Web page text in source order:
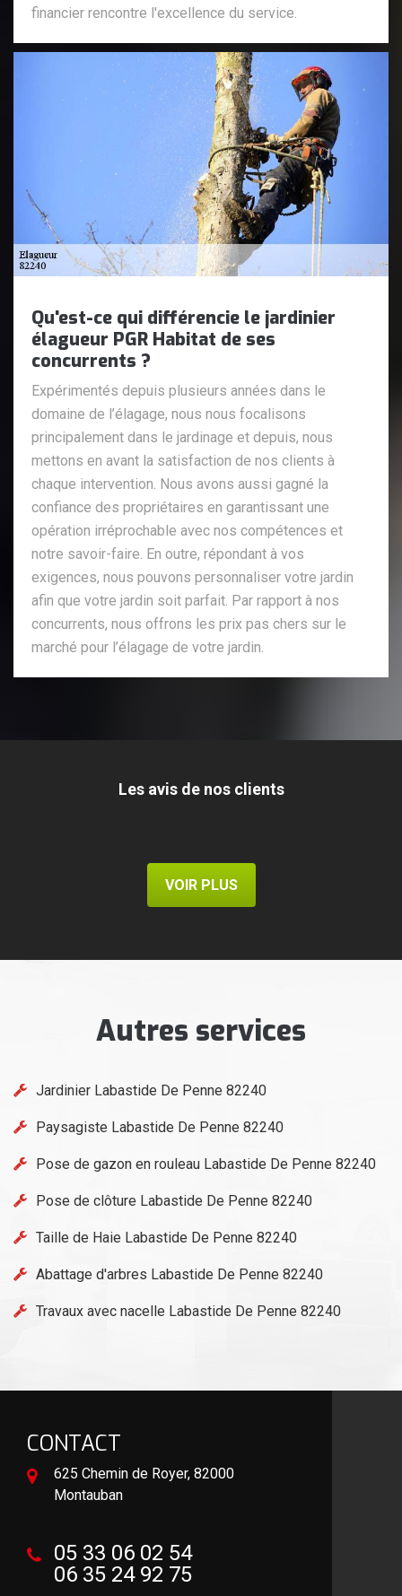
financier rencontre l'excellence du service.
Qu'est-ce qui différencie le jardinier
élagueur PGR Habitat de ses
concurrents ?
Expérimentés depuis plusieurs années dans le
domaine de l’élagage, nous nous focalisons
principalement dans le jardinage et depuis, nous
mettons en avant la satisfaction de nos clients à
chaque intervention. Nous avons aussi gagné la
confiance des propriétaires en garantissant une
opération irréprochable avec nos compétences et
notre savoir-faire. En outre, répondant à vos
exigences, nous pouvons personnaliser votre jardin
afin que votre jardin soit parfait. Par rapport à nos
concurrents, nous offrons les prix pas chers sur le
marché pour l’élagage de votre jardin.
Les avis de nos clients
VOIR PLUS
Autres services
Jardinier Labastide De Penne 82240
Paysagiste Labastide De Penne 82240
Pose de gazon en rouleau Labastide De Penne 82240
Pose de clôture Labastide De Penne 82240
Taille de Haie Labastide De Penne 82240
Abattage d'arbres Labastide De Penne 82240
Travaux avec nacelle Labastide De Penne 82240
CONTACT
625 Chemin de Royer, 82000
Montauban
05 33 06 02 54
06 35 24 92 75